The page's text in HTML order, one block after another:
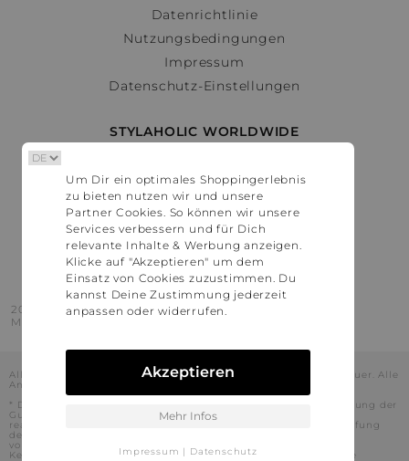
Datenrichtlinie
Nutzungsbedingungen
Impressum
Datenschutz-Einstellungen
STYLAHOLIC WORLDWIDE
Österreich
Schweiz
France
United States
2016 - 2026 © Stylaholic.
Made for you with love in munich.
Alle Preise inkl. der jeweils geltenden gesetzlichen Mehrwertsteuer. Alle
Angaben ohne Gewähr.
* Die angezeigten Preise beinhalten Rabatte, die durch die Nutzung der
Gutschein-Codes auf den Seiten unserer Partner voraussichtlich
realisiert werden können. Stylaholic führt keine vollständige Prüfung
der Gutschein-Codes durch und es kann daher in Einzelfällen
vorkommen, dass die Gutscheine abweichend von unserem
Kenntnisstand bei dem jeweiligen Shop nicht oder nur teilweise
Um Dir ein optimales Shoppingerlebnis
zu bieten nutzen wir und unsere
Partner Cookies. So können wir unsere
Services verbessern und für Dich
relevante Inhalte & Werbung anzeigen.
Klicke auf "Akzeptieren" um dem
Einsatz von Cookies zuzustimmen. Du
kannst Deine Zustimmung jederzeit
anpassen oder widerrufen.
Akzeptieren
Mehr Infos
Impressum | Datenschutz